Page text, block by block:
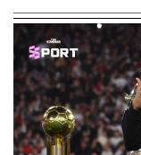
UEFA EURO